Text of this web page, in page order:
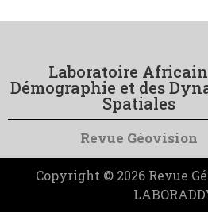
Laboratoire
Démographie et des
Spatiales
Revue Géovision
Copyright © 2026 Revue